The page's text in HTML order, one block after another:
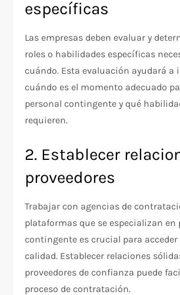
específicas
Las empresas deben evaluar y
roles o habilidades específicas
cuándo. Esta evaluación ayudará a
cuándo es el momento adecuado
personal contingente y qué
requieren.
2. Establecer
proveedores
Trabajar con agencias de
plataformas que se especializan en
contingente es crucial para
calidad. Establecer relaciones
proveedores de confianza puede
proceso de contratación.